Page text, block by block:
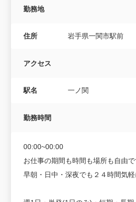
勤務地
住所 岩手県一関市駅前
アクセス
駅名 一ノ関
勤務時間
00:00~00:00
お仕事の期間も時間も場所も自由で
早朝・日中・深夜でも２４時間気